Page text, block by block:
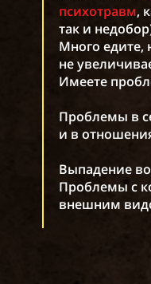
психотравм,
так и
Много едите,
не
Имеете
Проблемы в
и в
Выпадение
Проблемы с
внешним